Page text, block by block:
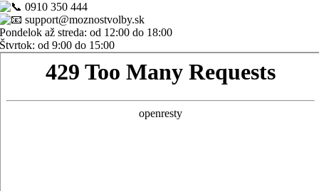
0910 350 444
support@moznostvolby.sk
Pondelok až streda: od 12:00 do 18:00
Štvrtok: od 9:00 do 15:00